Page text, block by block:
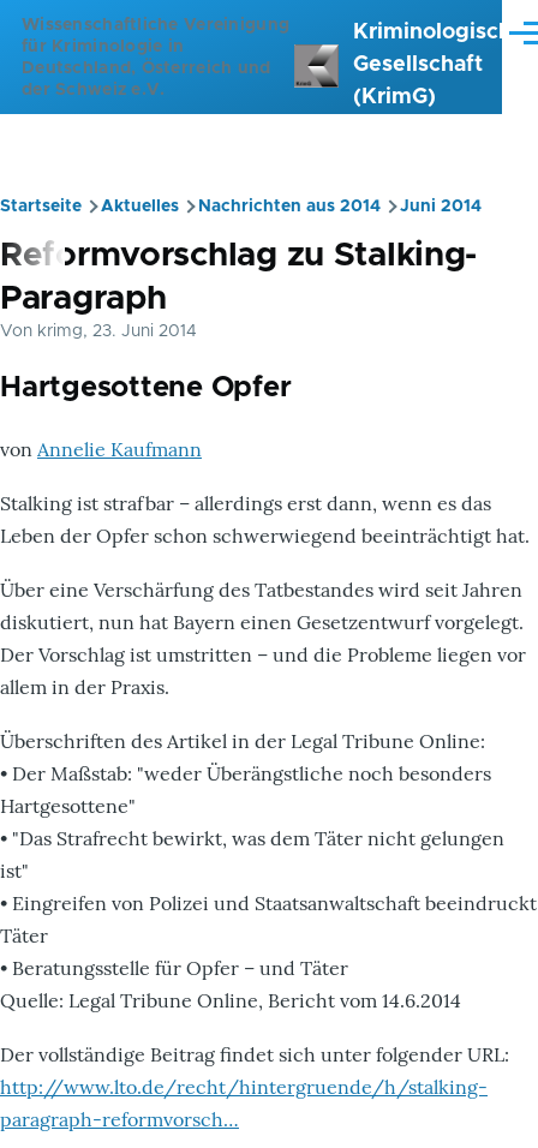
Direkt zum Inhalt
Wissenschaftliche Vereinigung
für Kriminologie in
Deutschland, Österreich und
der Schweiz e.V.
Kriminologische
Gesellschaft
(KrimG)
Pfadnavigation
Startseite Aktuelles Nachrichten aus 2014 Juni 2014
Reformvorschlag zu Stalking-
Paragraph
Von krimg, 23. Juni 2014
Hartgesottene Opfer
von Annelie Kaufmann
Stalking ist strafbar – allerdings erst dann, wenn es das
Leben der Opfer schon schwerwiegend beeinträchtigt hat.
Über eine Verschärfung des Tatbestandes wird seit Jahren
diskutiert, nun hat Bayern einen Gesetzentwurf vorgelegt.
Der Vorschlag ist umstritten – und die Probleme liegen vor
allem in der Praxis.
Überschriften des Artikel in der Legal Tribune Online:
• Der Maßstab: "weder Überängstliche noch besonders
Hartgesottene"
• "Das Strafrecht bewirkt, was dem Täter nicht gelungen
ist"
• Eingreifen von Polizei und Staatsanwaltschaft beeindruckt
Täter
• Beratungsstelle für Opfer – und Täter
Quelle: Legal Tribune Online, Bericht vom 14.6.2014
Der vollständige Beitrag findet sich unter folgender URL:
http://www.lto.de/recht/hintergruende/h/stalking-
paragraph-reformvorsch…